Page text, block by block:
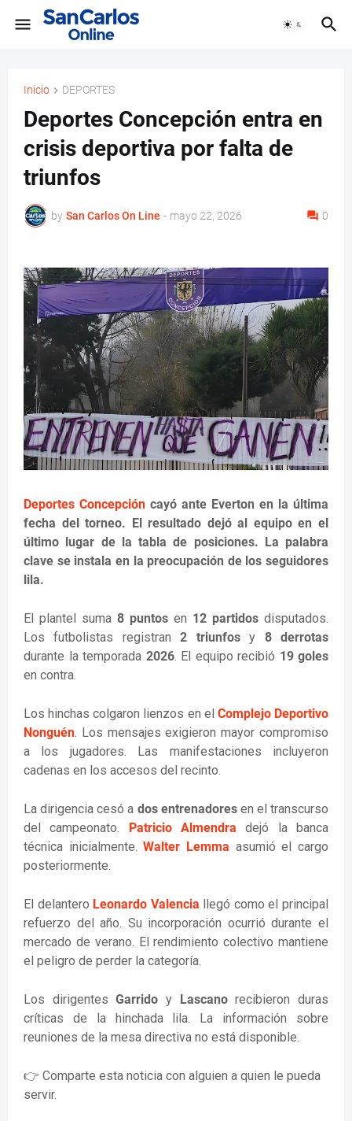
Inicio DEPORTES
Deportes Concepción entra en
crisis deportiva por falta de
triunfos
by San Carlos On Line - mayo 22, 2026 0
Deportes Concepción cayó ante Everton en la última
fecha del torneo. El resultado dejó al equipo en el
último lugar de la tabla de posiciones. La palabra
clave se instala en la preocupación de los seguidores
lila.
El plantel suma 8 puntos en 12 partidos disputados.
Los futbolistas registran2 triunfosy 8 derrotas
durante la temporada 2026. El equipo recibió 19 goles
en contra.
Los hinchas colgaron lienzos en el Complejo Deportivo
Nonguén. Los mensajes exigieron mayor compromiso
a los jugadores. Las manifestaciones incluyeron
cadenas en los accesos del recinto.
La dirigencia cesó a dos entrenadoresen el transcurso
del campeonato. Patricio Almendra dejó la banca
técnica inicialmente.Walter Lemma asumió el cargo
posteriormente.
El delantero Leonardo Valencia llegó como el principal
refuerzo del año. Su incorporación ocurrió durante el
mercado de verano. El rendimiento colectivo mantiene
el peligro de perder la categoría.
Los dirigentesGarrido y Lascanorecibieron duras
críticas de la hinchada lila. La información sobre
reuniones de la mesa directiva no está disponible.
👉 Comparte esta noticia con alguien a quien le pueda
servir.